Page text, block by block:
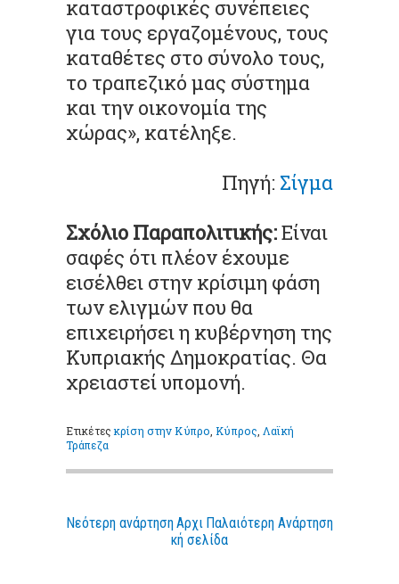
καταστροφικές συνέπειες
για τους εργαζομένους, τους
καταθέτες στο σύνολο τους,
το τραπεζικό μας σύστημα
και την οικονομία της
χώρας», κατέληξε.
Πηγή: Σίγμα
Σχόλιο Παραπολιτικής:Είναι
σαφές ότι πλέον έχουμε
εισέλθει στην κρίσιμη φάση
των ελιγμών που θα
επιχειρήσει η κυβέρνηση της
Κυπριακής Δημοκρατίας. Θα
χρειαστεί υπομονή.
Ετικέτεςκρίση στην Κύπρο,Κύπρος,Λαϊκή
Τράπεζα
Νεότερη ανάρτηση Παλαιότερη Ανάρτηση
Αρχι
κή σελίδα